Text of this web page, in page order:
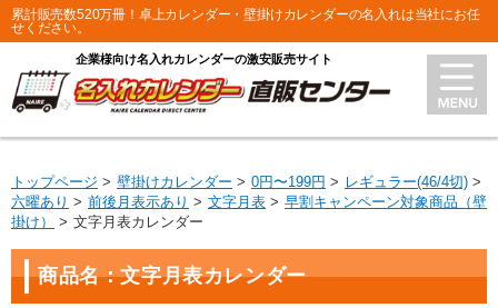
累計販売数520万冊！卓上カレンダー・壁掛けカレンダーの名入れは当社にお任
せください。
企業様向け名入れカレンダーの激安販売サイト
トップページ 壁掛けカレンダー 0円〜199円
レギュラー(46/4切)
六曜あり
前後月表示あり 文字月表
早割キャンペーン対象商品（壁
掛け）
文字月表カレンダー
商品名：文字月表カレンダー